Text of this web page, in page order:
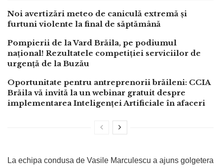
Noi avertizări meteo de caniculă extremă și
furtuni violente la final de săptămână
Pompierii de la Vard Brăila, pe podiumul
național! Rezultatele competiției serviciilor de
urgență de la Buzău
Oportunitate pentru antreprenorii brăileni: CCIA
Brăila vă invită la un webinar gratuit despre
implementarea Inteligenței Artificiale în afaceri
La echipa condusa de Vasile Marculescu a ajuns golgetera